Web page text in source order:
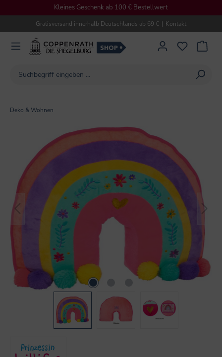
Kleines Geschenk ab 100 € Bestellwert
Gratisversand innerhalb Deutschlands ab 69 € | Kontakt
Deko & Wohnen
Bildergalerie überspringen